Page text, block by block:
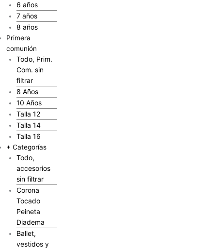
6 años
7 años
8 años
Primera
comunión
Todo, Prim.
Com. sin
filtrar
8 Años
10 Años
Talla 12
Talla 14
Talla 16
+ Categorías
Todo,
accesorios
sin filtrar
Corona
Tocado
Peineta
Diadema
Ballet,
vestidos y